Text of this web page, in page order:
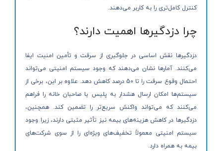
کنترل کامل‌تری را به کاربر می‌دهند.
چرا دزدگیرها اهمیت دارند؟
دزدگیرها نقش اساسی در جلوگیری از سرقت و تأمین امنیت ایفا
می‌کنند. آمارها نشان می‌دهند که وجود سیستم امنیتی می‌تواند
احتمال وقوع سرقت را تا 50 درصد کاهش دهد. علاوه بر این، برخی از
سیستم‌ها امکان ارسال هشدار به پلیس یا صاحبان خانه را فراهم
می‌کنند که می‌تواند واکنش سریع‌تر را تضمین کند. همچنین،
دزدگیرها در کاهش هزینه‌های بیمه نیز تأثیر مثبتی دارند، زیرا وجود
سیستم امنیتی معمولاً تخفیف‌های ویژه‌ای را از سوی شرکت‌های
بیمه به همراه دارد.